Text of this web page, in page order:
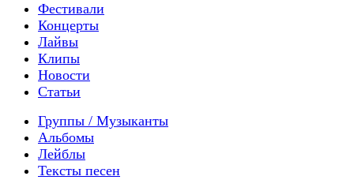
Фестивали
Концерты
Лайвы
Клипы
Новости
Статьи
Группы / Музыканты
Альбомы
Лейблы
Тексты песен